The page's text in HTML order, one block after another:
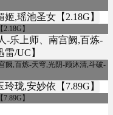
】
阙,百炼-天穹,光阴-顾沐清,斗破-
】